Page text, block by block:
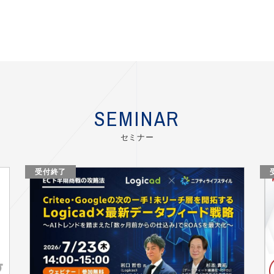
SEMINAR
セミナー
受付終了